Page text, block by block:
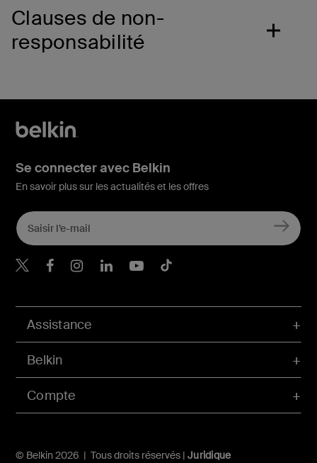
Clauses de non-
responsabilité
Compte
Assistance
Belkin
© Belkin 2026 | Tous droits réservés | Juridique
Se connecter avec Belkin
En savoir plus sur les actualités et les offres
Belkin Twitter
Belkin Facebook
Belkin Instagram
Belkin LinkedIn
Belkin Youtube
Belkin TikTok